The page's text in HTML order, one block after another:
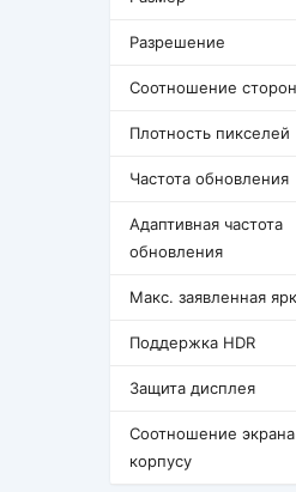
Разрешение
Соотношение сторон
Плотность пикселей
Частота обновления
Адаптивная частота
обновления
Макс. заявленная
Поддержка HDR
Защита дисплея
Соотношение
корпусу